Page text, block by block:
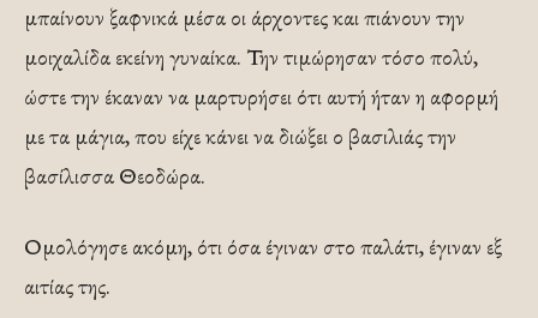
μπαίνουν ξαφνικά μέσα οι άρχοντες και πιάνουν την
μοιχαλίδα εκείνη γυναίκα. Την τιμώρησαν τόσο πολύ,
ώστε την έκαναν να μαρτυρήσει ότι αυτή ήταν η αφορμή
με τα μάγια, που είχε κάνει να διώξει ο βασιλιάς την
βασίλισσα Θεοδώρα.
Ομολόγησε ακόμη, ότι όσα έγιναν στο παλάτι, έγιναν εξ
αιτίας της.